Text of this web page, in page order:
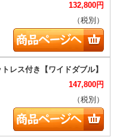
132,800円
（税別）
147,800円
（税別）